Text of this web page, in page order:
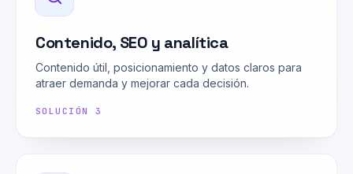
Contenido, SEO y analítica
Contenido útil, posicionamiento y datos claros para
atraer demanda y mejorar cada decisión.
SOLUCIÓN 3